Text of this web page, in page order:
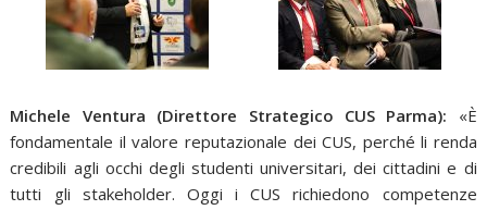
Michele Ventura (Direttore Strategico CUS Parma): «È
fondamentale il valore reputazionale dei CUS, perché li renda
credibili agli occhi degli studenti universitari, dei cittadini e di
tutti gli stakeholder. Oggi i CUS richiedono competenze